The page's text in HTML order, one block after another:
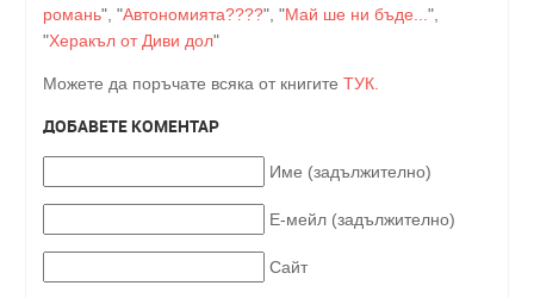
романь", "Автономията????", "Май ше ни бъде...",
"Херакъл от Диви дол"
Можете да поръчате всяка от книгите ТУК.
ДОБАВЕТЕ КОМЕНТАР
Име (задължително)
Е-мейл (задължително)
Сайт